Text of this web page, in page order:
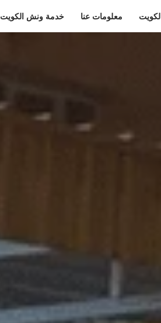
معلومات عنا خدمة ونش الكويت